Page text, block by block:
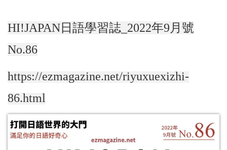
HI!JAPAN日語學習誌_2022年9月號
No.86
https://ezmagazine.net/riyuxuexizhi-
86.html